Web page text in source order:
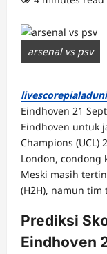
arsenal vs psv
Eindhoven 21
Eindhoven untuk
Champions (UCL)
London, condong
Meski masih
(H2H), namun
Prediksi
Eindhoven